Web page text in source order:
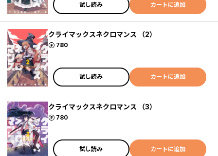
試し読み カートに追加
クライマックスネクロマンス （2）
780
ポイント
試し読み カートに追加
クライマックスネクロマンス （3）
780
ポイント
試し読み カートに追加